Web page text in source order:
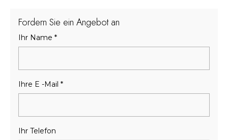
Fordern Sie ein Angebot an
Ihr Name *
Ihre E -Mail *
Ihr Telefon